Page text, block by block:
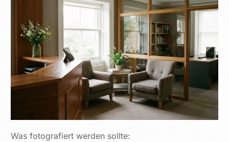
Was fotografiert werden sollte: